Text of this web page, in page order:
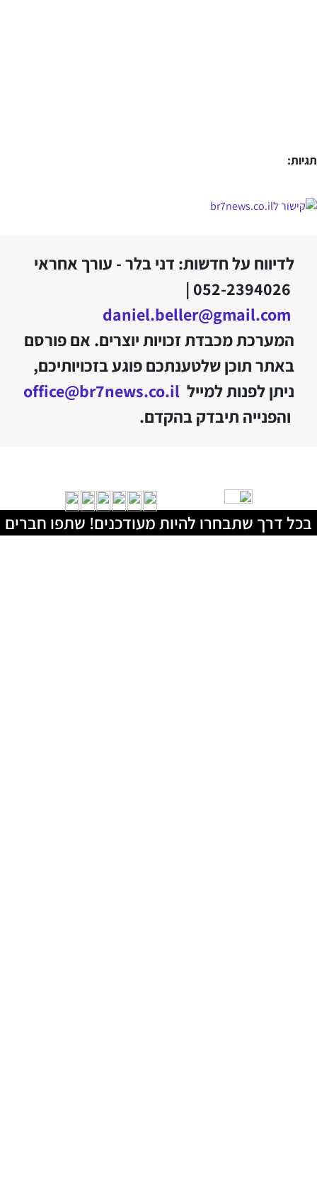
תגיות:
לדיווח על חדשות: דני בלר - עורך אחראי
052-2394026 |
daniel.beller@gmail.com
המערכת מכבדת זכויות יוצרים. אם פורסם
באתר תוכן שלטענתכם פוגע בזכויותיכם,
ניתן לפנות למייל office@br7news.co.il
והפנייה תיבדק בהקדם.
בכל דרך שתבחרו להיות מעודכנים! שתפו חברים